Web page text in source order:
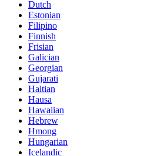
Dutch
Estonian
Filipino
Finnish
Frisian
Galician
Georgian
Gujarati
Haitian
Hausa
Hawaiian
Hebrew
Hmong
Hungarian
Icelandic